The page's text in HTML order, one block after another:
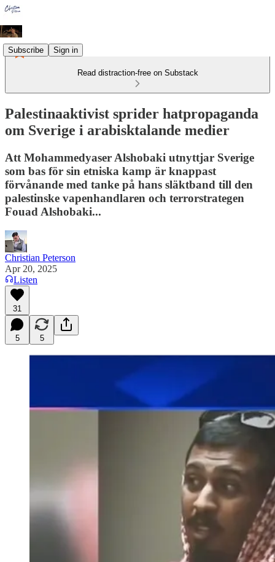
Subscribe Sign in
Read distraction-free on Substack
Palestinaaktivist sprider hatpropaganda
om Sverige i arabisktalande medier
Att Mohammedyaser Alshobaki utnyttjar Sverige
som bas för sin etniska kamp är knappast
förvånande med tanke på hans släktband till den
palestinske vapenhandlaren och terrorstrategen
Fouad Alshobaki...
Christian Peterson
Apr 20, 2025
Listen
31
5 5